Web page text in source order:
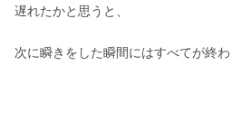
遅れたかと思うと、
次に瞬きをした瞬間にはすべてが終わ